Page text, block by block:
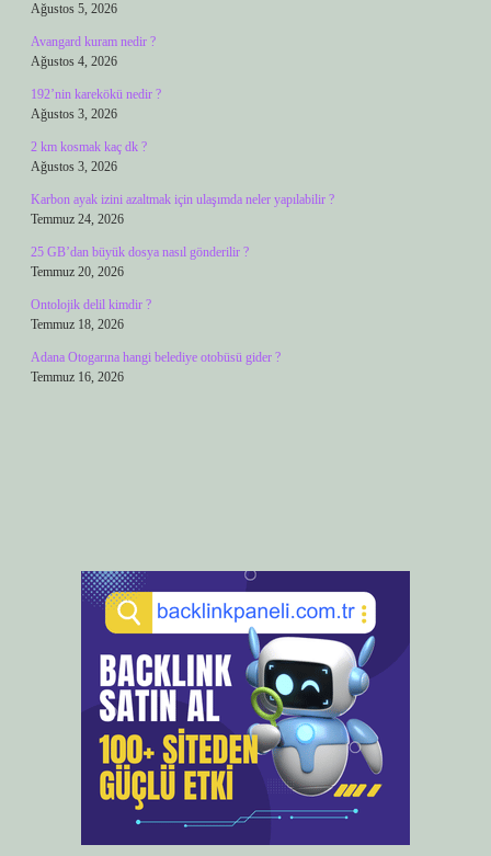
Ağustos 5, 2026
Avangard kuram nedir ?
Ağustos 4, 2026
192’nin karekökü nedir ?
Ağustos 3, 2026
2 km kosmak kaç dk ?
Ağustos 3, 2026
Karbon ayak izini azaltmak için ulaşımda neler yapılabilir ?
Temmuz 24, 2026
25 GB’dan büyük dosya nasıl gönderilir ?
Temmuz 20, 2026
Ontolojik delil kimdir ?
Temmuz 18, 2026
Adana Otogarına hangi belediye otobüsü gider ?
Temmuz 16, 2026